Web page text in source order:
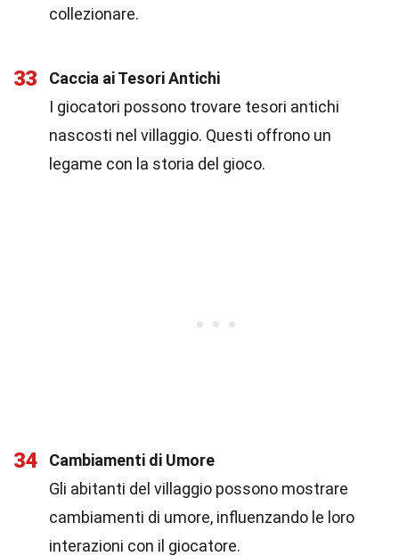
collezionare.
33
Caccia ai Tesori Antichi
I giocatori possono trovare tesori antichi
nascosti nel villaggio. Questi offrono un
legame con la storia del gioco.
34
Cambiamenti di Umore
Gli abitanti del villaggio possono mostrare
cambiamenti di umore, influenzando le loro
interazioni con il giocatore.